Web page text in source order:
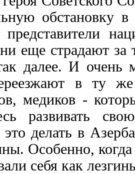
обстановку
представители
еще страдают
далее. И очень
в ту
медиков -
развивать
делать в
Особенно,
себя как